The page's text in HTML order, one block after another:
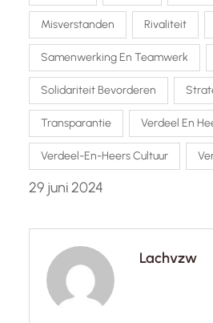
Misverstanden Rivaliteit
Samenwerking En Teamwerk
Solidariteit Bevorderen
Transparantie Verdeel En
Verdeel-En-Heers Cultuur
29 juni 2024
Lachvzw